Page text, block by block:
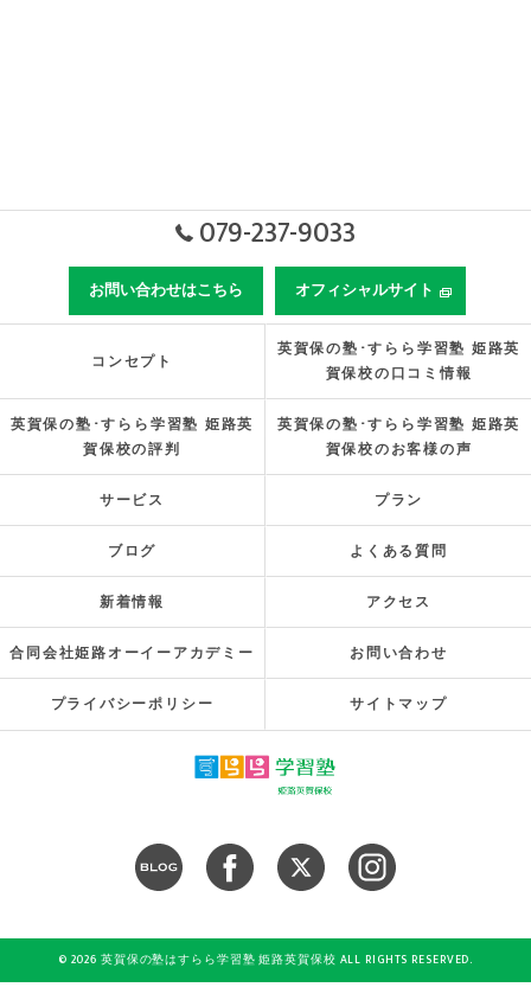
079-237-9033
お問い合わせはこちら オフィシャルサイト
コンセプト
英賀保の塾･すらら学習塾 姫路英
賀保校の口コミ情報
英賀保の塾･すらら学習塾 姫路英
賀保校の評判
英賀保の塾･すらら学習塾 姫路英
賀保校のお客様の声
サービス プラン
ブログ よくある質問
新着情報 アクセス
合同会社姫路オーイーアカデミー お問い合わせ
プライバシーポリシー サイトマップ
© 2026 英賀保の塾はすらら学習塾 姫路英賀保校 ALL RIGHTS RESERVED.